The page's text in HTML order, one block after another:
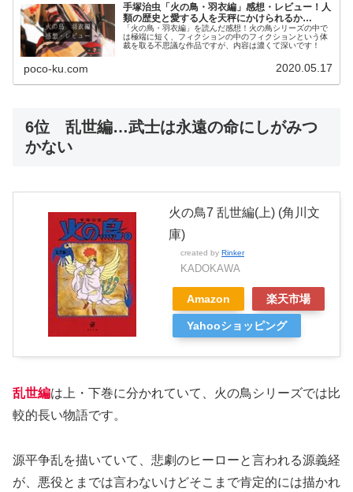
手塚治虫「火の鳥・羽衣編」感想・レビュー！人
類の歴史と愛する人を天秤にかけられるか…
「火の鳥・羽衣編」を読んだ感想！火の鳥シリーズの中で
は極端に短く、フィクションの中のフィクションという体
裁を取る不思議な作品ですが、内容は濃くて深いです！
poco-ku.com 2020.05.17
6位 乱世編…武士は永遠の命にしがみつ
かない
火の鳥7 乱世編(上) (角川文
庫)
created by Rinker
KADOKAWA
Amazon 楽天市場
Yahooショッピング
乱世編は上・下巻に分かれていて、火の鳥シリーズでは比
較的長い物語です。
源平争乱を描いていて、悲劇のヒーローと言われる源義経
が、悪役とまでは言わないけどそこまで肯定的には描かれ